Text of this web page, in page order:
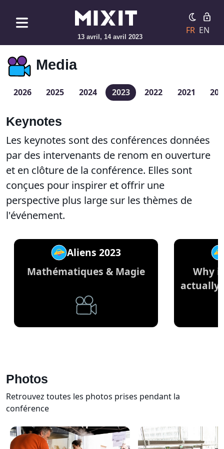
13 avril, 14 avril 2023
FR EN
Media
2026 2025 2024 2023 2022 2021
Keynotes
Les keynotes sont des conférences données
par des intervenants de renom en ouverture
et en clôture de la conférence. Elles sont
conçues pour inspirer et offrir une
perspective plus large sur les thèmes de
l'événement.
Aliens 2023
Mathématiques & Magie
Why
actually
Photos
Retrouvez toutes les photos prises pendant la
conférence